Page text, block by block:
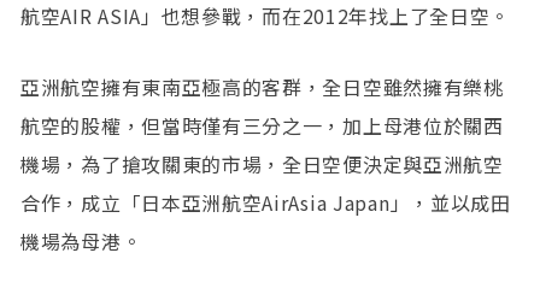
航空AIR ASIA」也想參戰，而在2012年找上了全日空。
亞洲航空擁有東南亞極高的客群，全日空雖然擁有樂桃
航空的股權，但當時僅有三分之一，加上母港位於關西
機場，為了搶攻關東的市場，全日空便決定與亞洲航空
合作，成立「日本亞洲航空AirAsia Japan」，並以成田
機場為母港。